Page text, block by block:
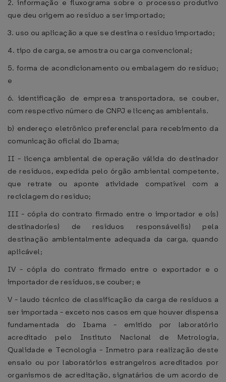
2. informação e fluxograma sobre o processo produtivo
que deu origem ao resíduo a ser importado;
3. uso ou aplicação a que se destina o resíduo importado;
4. tipo de carga, se amostra ou carga convencional;
5. forma de acondicionamento ou embalagem do resíduo;
e
6. identificação de empresa transportadora, se couber,
com respectivo número de CNPJ e licenças ambientais.
b) endereço eletrônico preferencial para recebimento da
comunicação oficial do Ibama;
II - licença ambiental de operação válida do destinador
de resíduos, expedida pelo órgão ambiental competente,
que retrate ou aponte atividade compatível com a
reciclagem do resíduo;
III - cópia do contrato firmado entre o importador e o(s)
destinador(es) de resíduos responsável(is) pela
destinação ambientalmente adequada da carga, quando
aplicável;
IV - cópia do contrato firmado entre o exportador e o
importador de resíduos, se couber; e
V - laudo técnico de classificação da carga de resíduos a
ser importada - exceto nos casos em que houver dispensa
fundamentada do Ibama - emitido por laboratório
acreditado pelo Instituto Nacional de Metrologia,
Qualidade e Tecnologia - Inmetro para realização deste
ensaio ou por laboratórios estrangeiros acreditados por
organismos de acreditação, signatários de um acordo de